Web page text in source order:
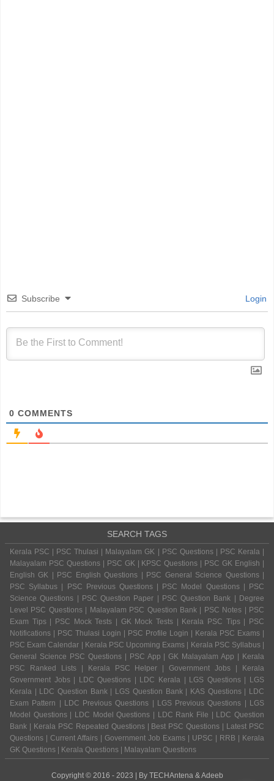
Subscribe Login
0 COMMENTS
SEARCH TAGS
Kerala PSC | PSC Thulasi | Malayalam GK | PSC Questions | PSC Kerala |
Malayalam PSC Questions | PSC GK | KPSC Questions | PSC GK English |
English GK | PSC English Questions | PSC General Science Questions |
PSC Syllabus | PSC Previous Questions | PSC Model Questions | PSC
Science Questions | PSC Question Paper | PSC Question Bank | Degree
Level PSC Questions | Malayalam PSC Question Bank | PSC Notes | PSC
Exam Tips | PSC Mock Tests | GK Mock Tests | Kerala PSC Tips | PSC
Notifications | PSC Thulasi Login | PSC Profile Login | Kerala PSC Exams |
PSC Exam Calendar | Kerala PSC Upcoming Exams | Kerala PSC Syllabus |
General Science PSC Questions | PSC App | GK Malayalam App | Kerala
PSC Ranked Lists | Kerala PSC Helper | Government Jobs | Kerala
Government Jobs | LDC Questions | LDC Kerala | LGS Questions | LGS
Kerala | LDC Question Bank | LGS Question Bank | KAS Questions | LDC
Exam Pattern | LDC Previous Questions | LGS Previous Questions | LGS
Model Questions | LDC Model Questions | LDC Rank File | LDC Question
Bank | Kerala PSC Repeated Questions | Best PSC Questions | Latest PSC
Questions | Current Affairs | Government Job Exams | UPSC | RRB | Kerala
GK Questions | Kerala Questions | Malayalam Questions
Copyright © 2016 - 2023 | By TECHAntena & Adeeb